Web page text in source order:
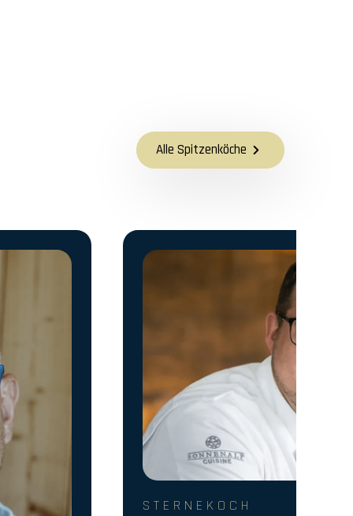
Alle Spitzenköche
STERNEKOCH